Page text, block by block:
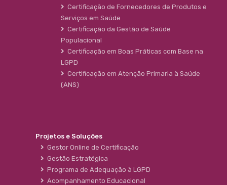
Certificação de Fornecedores de Produtos e
Serviços em Saúde
Certificação da Gestão de Saúde
Populacional
Certificação em Boas Práticas com Base na
LGPD
Certificação em Atenção Primaria à Saúde
(ANS)
Projetos e Soluções
Gestor Online de Certificação
Gestão Estratégica
Programa de Adequação à LGPD
Acompanhamento Educacional